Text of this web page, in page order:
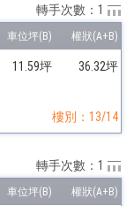
11.59坪 36.32坪
樓別：13/14
轉手次數：1
轉手次數：1